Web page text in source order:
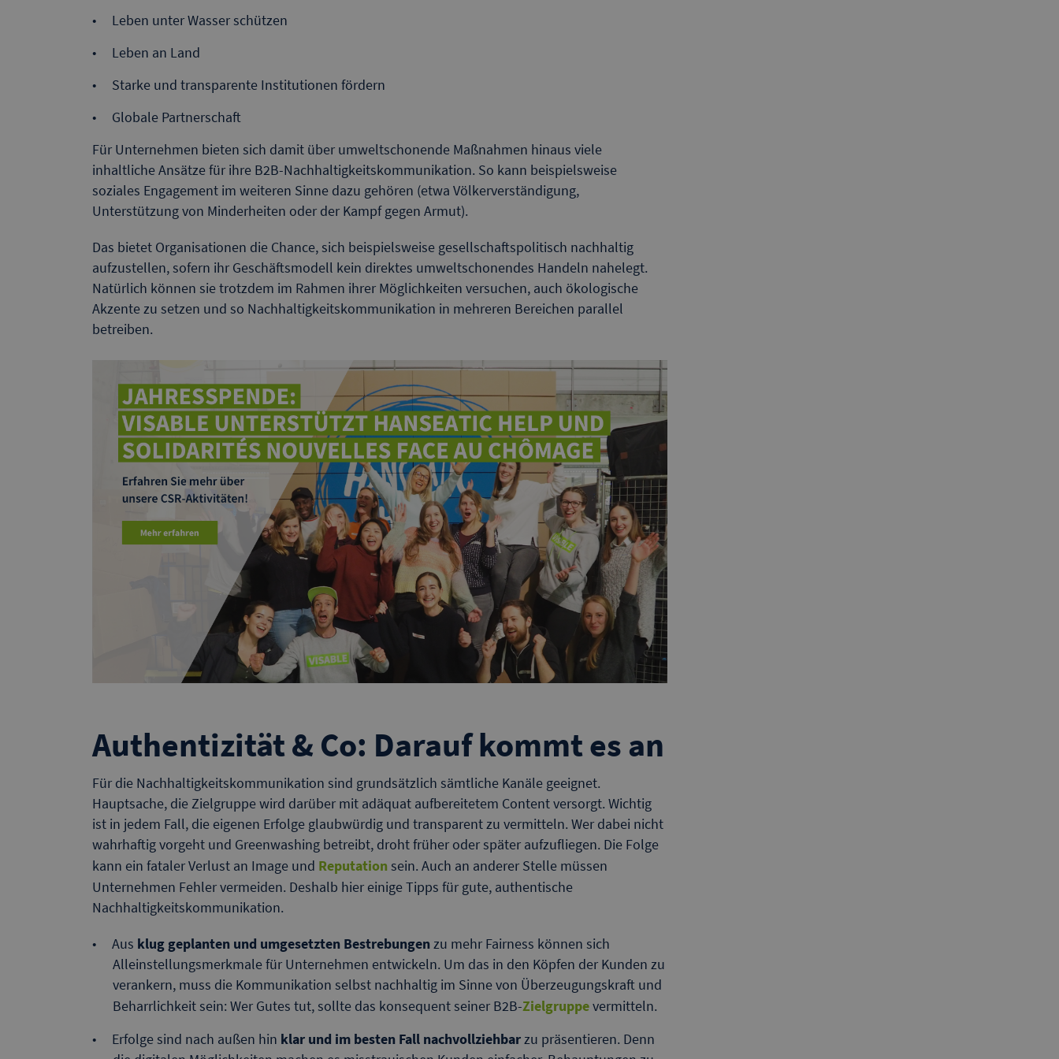
Leben unter Wasser schützen
Leben an Land
Starke und transparente Institutionen fördern
Globale Partnerschaft
Für Unternehmen bieten sich damit über umweltschonende Maßnahmen hinaus viele
inhaltliche Ansätze für ihre B2B-Nachhaltigkeitskommunikation. So kann beispielsweise
soziales Engagement im weiteren Sinne dazu gehören (etwa Völkerverständigung,
Unterstützung von Minderheiten oder der Kampf gegen Armut).
Das bietet Organisationen die Chance, sich beispielsweise gesellschaftspolitisch nachhaltig
aufzustellen, sofern ihr Geschäftsmodell kein direktes umweltschonendes Handeln nahelegt.
Natürlich können sie trotzdem im Rahmen ihrer Möglichkeiten versuchen, auch ökologische
Akzente zu setzen und so Nachhaltigkeitskommunikation in mehreren Bereichen parallel
betreiben.
Authentizität & Co: Darauf kommt es an
Für die Nachhaltigkeitskommunikation sind grundsätzlich sämtliche Kanäle geeignet.
Hauptsache, die Zielgruppe wird darüber mit adäquat aufbereitetem Content versorgt. Wichtig
ist in jedem Fall, die eigenen Erfolge glaubwürdig und transparent zu vermitteln. Wer dabei nicht
wahrhaftig vorgeht und Greenwashing betreibt, droht früher oder später aufzufliegen. Die Folge
kann ein fataler Verlust an Image und Reputationsein. Auch an anderer Stelle müssen
Unternehmen Fehler vermeiden. Deshalb hier einige Tipps für gute, authentische
Nachhaltigkeitskommunikation.
Aus klug geplanten und umgesetzten Bestrebungenzu mehr Fairness können sich
Alleinstellungsmerkmale für Unternehmen entwickeln. Um das in den Köpfen der Kunden zu
verankern, muss die Kommunikation selbst nachhaltig im Sinne von Überzeugungskraft und
Beharrlichkeit sein: Wer Gutes tut, sollte das konsequent seiner B2B-Zielgruppevermitteln.
Erfolge sind nach außen hin klar und im besten Fall nachvollziehbarzu präsentieren. Denn